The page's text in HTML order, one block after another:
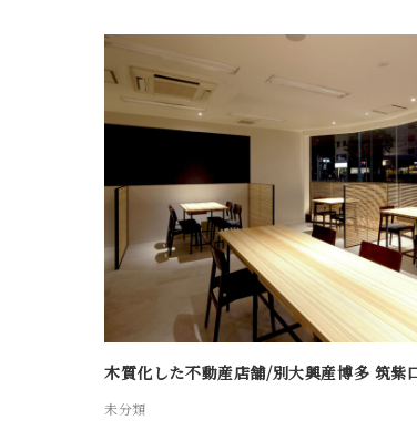
木質化した不動産店舗/別大興産博多 筑紫
未分類